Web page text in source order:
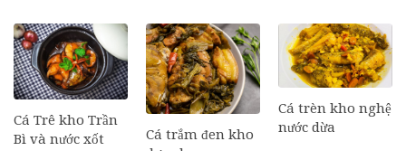
Cá Trê kho Trần
Bì và nước xốt
Cá trắm đen kho
Cá trèn kho nghệ
nước dừa